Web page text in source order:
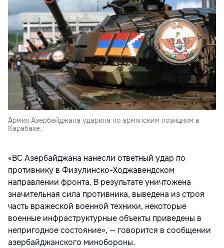
Армия Азербайджана ударила по армянским позициям в
Карабахе.
«ВС Азербайджана нанесли ответный удар по
противнику в Физулинско-Ходжавендском
направлении фронта. В результате уничтожена
значительная сила противника, выведена из строя
часть вражеской военной техники, некоторые
военные инфраструктурные объекты приведены в
непригодное состояние», — говорится в сообщении
азербайджанского минобороны.